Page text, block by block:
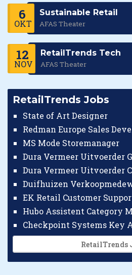
6
OKT
Sustainable Retail
AFAS Theater
12
NOV
RetailTrends Tech
AFAS Theater
RetailTrends Jobs
State of Art Designer
Redman Europe Sales
MS Mode Storemanager
Dura Vermeer Uitvoerder
Dura Vermeer Uitvoerder
Duifhuizen
EK Retail Customer
Hubo Assistent Category
RetailTrends